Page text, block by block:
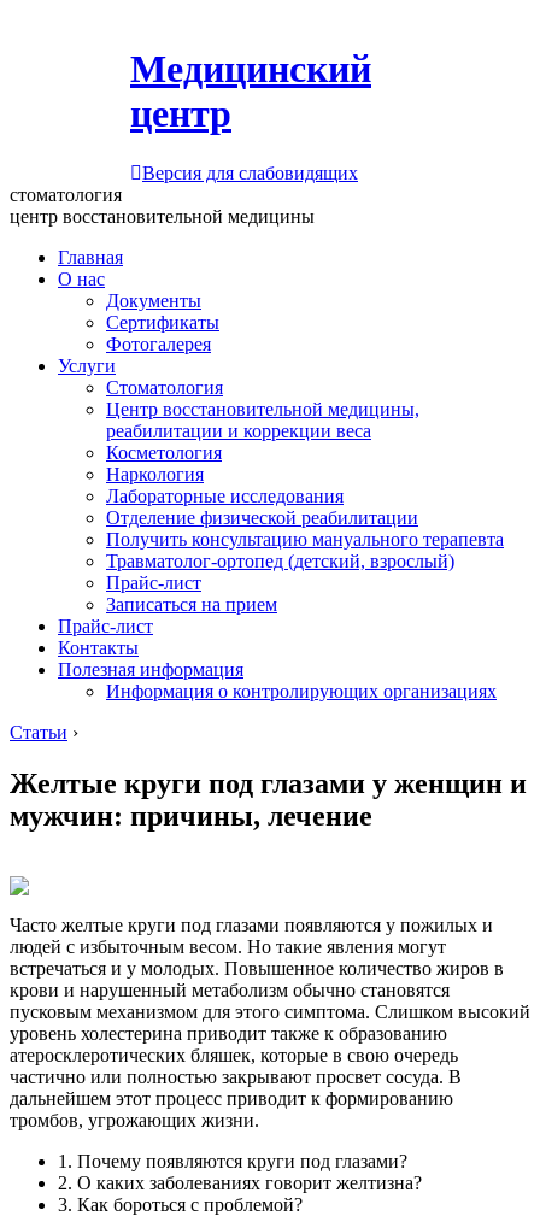
Медицинский
центр
Версия для слабовидящих
стоматология
центр восстановительной медицины
Главная
О нас
Документы
Сертификаты
Фотогалерея
Услуги
Стоматология
Центр восстановительной медицины,
реабилитации и коррекции веса
Косметология
Наркология
Лабораторные исследования
Отделение физической реабилитации
Получить консультацию мануального терапевта
Травматолог-ортопед (детский, взрослый)
Прайс-лист
Записаться на прием
Прайс-лист
Контакты
Полезная информация
Информация о контролирующих организациях
Статьи ›
Желтые круги под глазами у женщин и
мужчин: причины, лечение
Часто желтые круги под глазами появляются у пожилых и
людей с избыточным весом. Но такие явления могут
встречаться и у молодых. Повышенное количество жиров в
крови и нарушенный метаболизм обычно становятся
пусковым механизмом для этого симптома. Слишком высокий
уровень холестерина приводит также к образованию
атеросклеротических бляшек, которые в свою очередь
частично или полностью закрывают просвет сосуда. В
дальнейшем этот процесс приводит к формированию
тромбов, угрожающих жизни.
1. Почему появляются круги под глазами?
2. О каких заболеваниях говорит желтизна?
3. Как бороться с проблемой?